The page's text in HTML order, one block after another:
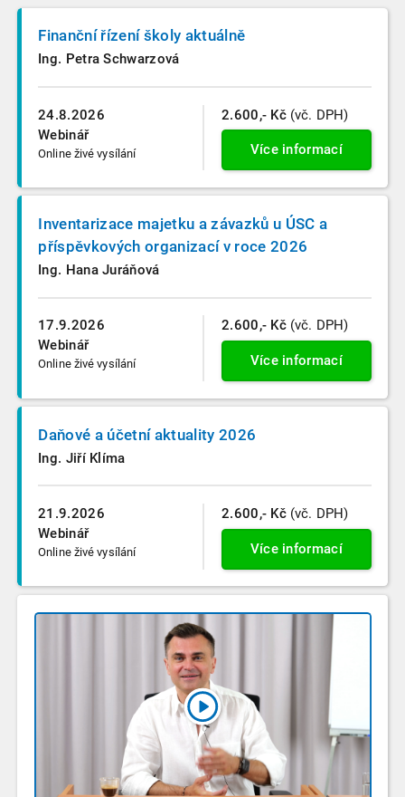
24.8.2026
Webinář
Online živé vysílání
Finanční řízení školy aktuálně
Ing. Petra Schwarzová
2.600,- Kč (vč. DPH)
Více informací
17.9.2026
Webinář
Online živé vysílání
Inventarizace majetku a závazků u ÚSC a
příspěvkových organizací v roce 2026
Ing. Hana Juráňová
2.600,- Kč (vč. DPH)
Více informací
21.9.2026
Webinář
Online živé vysílání
Daňové a účetní aktuality 2026
Ing. Jiří Klíma
2.600,- Kč (vč. DPH)
Více informací